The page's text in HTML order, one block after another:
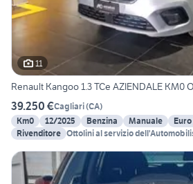
11
Renault Kangoo 1.3 TCe AZIENDALE KM0
39.250 €Cagliari(CA)
Km0
12/2025 Benzina Manuale
Rivenditore Ottolini al servizio